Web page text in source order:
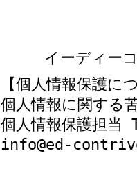
イーディー
【個人情報保護に
個人情報に関する
個人情報保護担
info@ed-